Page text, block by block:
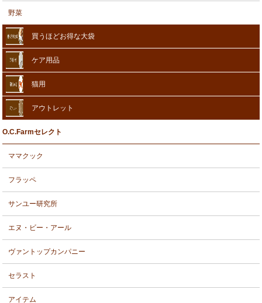
野菜
買うほどお得な大袋
ケア用品
猫用
アウトレット
O.C.Farmセレクト
ママクック
フラッペ
サンユー研究所
エヌ・ビー・アール
ヴァントップカンパニー
セラスト
アイテム